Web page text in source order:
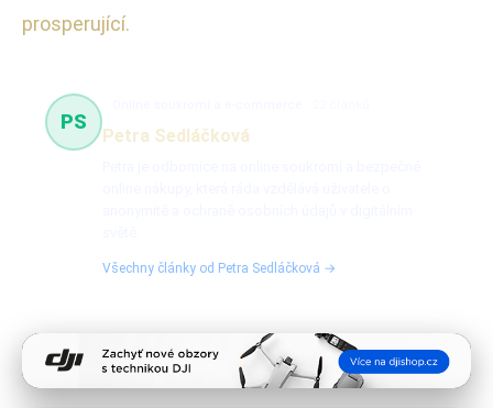
prosperující.
PS
Petra Sedláčková
Všechny články od Petra Sedláčková →